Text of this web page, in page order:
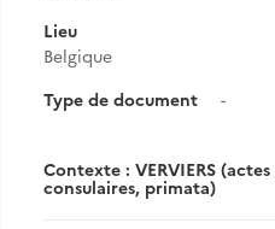
Lieu
Belgique
Type de document
-
Contexte : VERVIERS
consulaires, primata)